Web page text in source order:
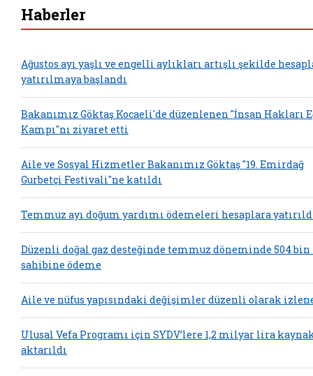
Haberler
Ağustos ayı yaşlı ve engelli aylıkları artışlı şekilde
yatırılmaya başlandı
Bakanımız Göktaş Kocaeli'de düzenlenen "İnsan Hakları
Kampı"nı ziyaret etti
Aile ve Sosyal Hizmetler Bakanımız Göktaş "19. Emirdağ
Gurbetçi Festivali"ne katıldı
Temmuz ayı doğum yardımı ödemeleri hesaplara
Düzenli doğal gaz desteğinde temmuz döneminde 504
sahibine ödeme
Aile ve nüfus yapısındaki değişimler düzenli olarak
Ulusal Vefa Programı için SYDV’lere 1,2 milyar lira
aktarıldı